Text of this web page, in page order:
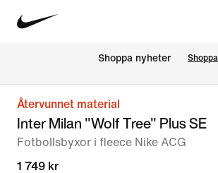
Shoppa nyheter Shoppa
Återvunnet material
Inter Milan "Wolf Tree" Plus SE
Fotbollsbyxor i fleece Nike ACG
1 749 kr